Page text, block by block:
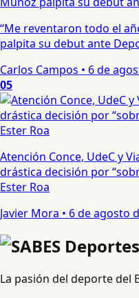
“Me reventaron todo el
palpita su debut ante
Carlos Campos • 6 de
05
Atención Conce, UdeC y
drástica decisión por
Ester Roa
Javier Mora • 6 de agosto
La pasión del deporte del